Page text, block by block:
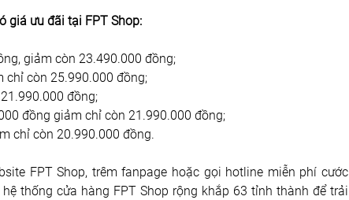
giá ưu đãi tại FPT Shop:
giảm còn 23.490.000 đồng;
chỉ còn 25.990.000 đồng;
đồng;
đồng giảm chỉ còn 21.990.000 đồng;
chỉ còn 20.990.000 đồng.
FPT Shop, trêm fanpage hoặc gọi hotline miễn phí cước
thống cửa hàng FPT Shop rộng khắp 63 tỉnh thành để trải